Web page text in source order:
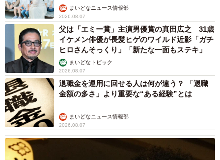
まいどなニュース情報部
2026.08.07
父は「エミー賞」主演男優賞の真田広之 31歳
イケメン俳優が長髪ヒゲのワイルド近影「ガチ
ヒロさんそっくり」「新たな一面もステキ」
まいどなトピック
2026.08.07
退職金を運用に回せる人は何が違う？ 「退職
金額の多さ」より重要な“ある経験”とは
まいどなニュース情報部
2026.08.07